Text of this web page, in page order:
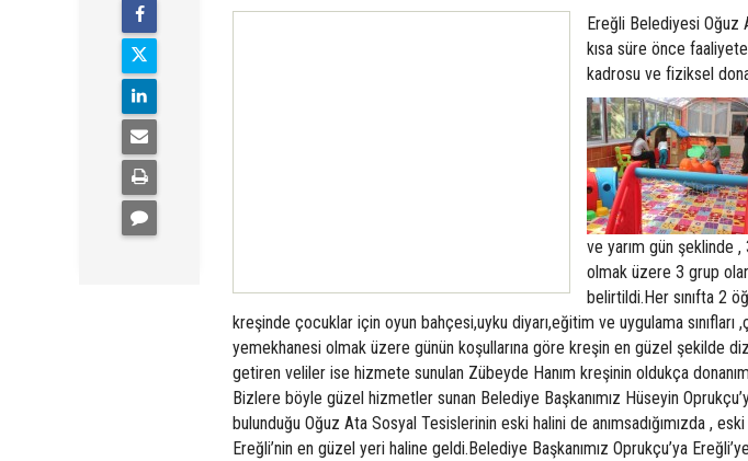
Ereğli Belediyesi Oğuz
kısa süre önce
kadrosu ve fiziksel
ve yarım gün şeklinde
olmak üzere 3 grup
belirtildi.Her sınıfta 2
kreşinde çocuklar için oyun bahçesi,uyku diyarı,eğitim ve uygulama sınıfları
yemekhanesi olmak üzere günün koşullarına göre kreşin en güzel şekilde
getiren veliler ise hizmete sunulan Zübeyde Hanım kreşinin oldukça
Bizlere böyle güzel hizmetler sunan Belediye Başkanımız Hüseyin
bulunduğu Oğuz Ata Sosyal Tesislerinin eski halini de anımsadığımızda ,
Ereğli’nin en güzel yeri haline geldi.Belediye Başkanımız Oprukçu’ya